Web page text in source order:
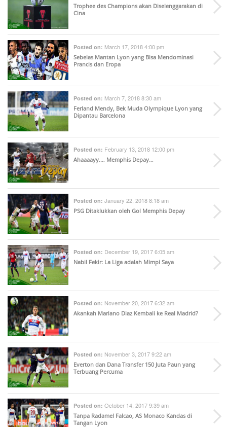
Trophee des Champions akan Diselenggarakan di
Cina
Posted on: March 17, 2018 4:00 pm
Sebelas Mantan Lyon yang Bisa Mendominasi
Prancis dan Eropa
Posted on: March 7, 2018 8:30 am
Ferland Mendy, Bek Muda Olympique Lyon yang
Dipantau Barcelona
Posted on: February 13, 2018 12:00 pm
Ahaaaayy.… Memphis Depay…
Posted on: January 22, 2018 8:18 am
PSG Ditaklukkan oleh Gol Memphis Depay
Posted on: December 19, 2017 6:05 am
Nabil Fekir: La Liga adalah Mimpi Saya
Posted on: November 20, 2017 6:32 am
Akankah Mariano Diaz Kembali ke Real Madrid?
Posted on: November 3, 2017 9:22 am
Everton dan Dana Transfer 150 Juta Paun yang
Terbuang Percuma
Posted on: October 14, 2017 9:39 am
Tanpa Radamel Falcao, AS Monaco Kandas di
Tangan Lyon